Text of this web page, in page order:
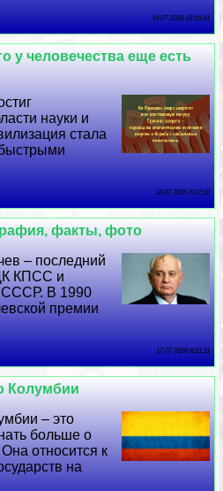
19 07 2026 18:16:41
у человечества еще есть
науки и
стала
18 07 2026 7:37:10
факты, фото
– последний
КПСС и
СССР. В 1990
премии
17 07 2026 8:21:11
Колумбии
– это
больше о
относится к
на